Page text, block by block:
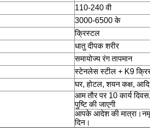
110-240 वी
3000-6500 के
क्रिस्टल
धातु दीपक शरीर
समायोज्य रंग तापमान
स्टेनलेस स्टील + K9
घर, होटल, शयन कक्ष, आदि
आम तौर पर 10 कार्य
पुष्टि की जाएगी
आपके आदेश की
दिन।